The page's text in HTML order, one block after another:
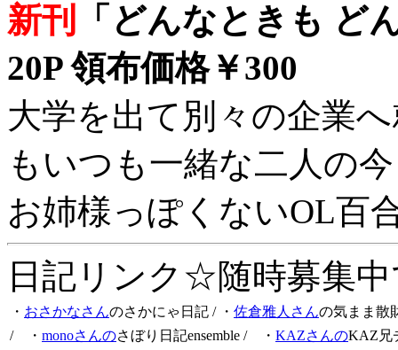
新刊
「どんなときも ど
20P 領布価格￥300
大学を出て別々の企業
もいつも一緒な二人の
お姉様っぽくないOL百
日記リンク☆随時募集
・ おさかなさんのさかにゃ日記 / ・ 佐倉雅人さんの気まま散
/ ・ monoさんのさぼり日記ensemble / ・ KAZさんのKAZ兄